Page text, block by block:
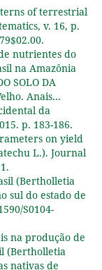
of terrestrial
v. 16, p.
nutrientes do
na Amazônia
SOLO DA
Anais...
da
p. 183-186.
on yield
L.). Journal
(Bertholletia
sul do estado de
S0104-
na produção de
(Bertholletia
nativas de